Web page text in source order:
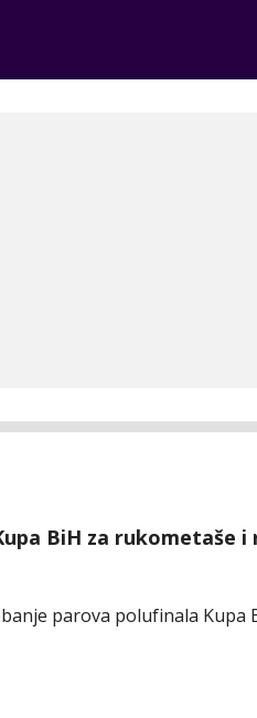
BiH za rukometaše i
parova polufinala Kupa